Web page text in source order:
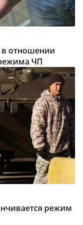
в отношении
ЧП
режим